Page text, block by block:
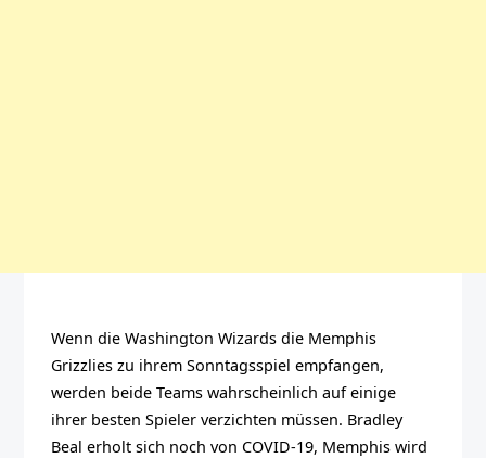
Wenn die Washington Wizards die Memphis
Grizzlies zu ihrem Sonntagsspiel empfangen,
werden beide Teams wahrscheinlich auf einige
ihrer besten Spieler verzichten müssen. Bradley
Beal erholt sich noch von COVID-19, Memphis wird